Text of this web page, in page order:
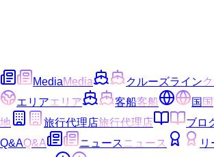
MediaMedia クルーズライン
エリアエリア 客船客船 国国
地
旅行代理店旅行代理店 ブロ
Q&AQ&A ニュース ニュース